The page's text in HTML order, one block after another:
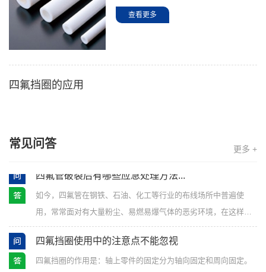
殊加工工艺，使钢管和塑料管紧密结合...
查看更多
四氟挡圈的应用
常见问答 更多 +